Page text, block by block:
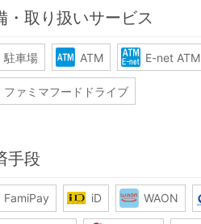
・取り扱いサービス
駐車場 ATM E-net ATM
ファミマフードドライブ
手段
FamiPay iD WAON